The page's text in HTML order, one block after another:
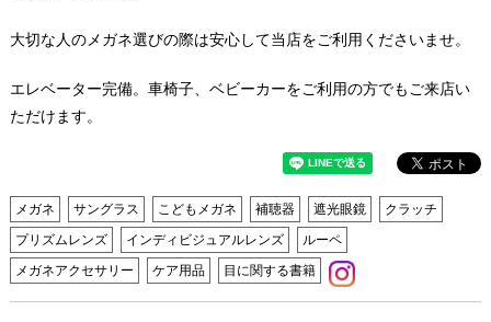
大切な人のメガネ選びの際は安心して当店をご利用くださいませ。
エレベーター完備。車椅子、ベビーカーをご利用の方でもご来店い
ただけます。
メガネ サングラス こどもメガネ 補聴器 遮光眼鏡
クラッチ
プリズムレンズ
インディビジュアルレンズ
ルーペ
メガネアクセサリー
ケア用品 目に関する書籍